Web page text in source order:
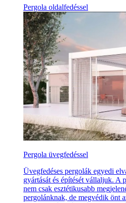
Pergola oldalfedéssel
Pergola üvegfedéssel
Üvegfedéses pergolák egyedi
gyártását és építését vállaljuk. A
nem csak esztétikusabb
pergolánknak, de megvédik önt